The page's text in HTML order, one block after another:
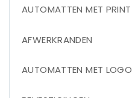
AUTOMATTEN MET PRINT
AFWERKRANDEN
AUTOMATTEN MET LOGO